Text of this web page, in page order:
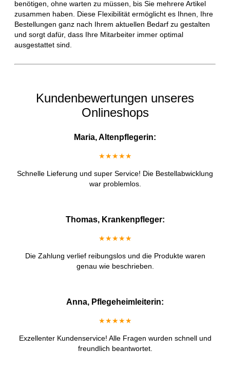
benötigen, ohne warten zu müssen, bis Sie mehrere Artikel
zusammen haben. Diese Flexibilität ermöglicht es Ihnen, Ihre
Bestellungen ganz nach Ihrem aktuellen Bedarf zu gestalten
und sorgt dafür, dass Ihre Mitarbeiter immer optimal
ausgestattet sind.
Kundenbewertungen unseres
Onlineshops
Maria, Altenpflegerin:
★★★★★
Schnelle Lieferung und super Service! Die Bestellabwicklung
war problemlos.
Thomas, Krankenpfleger:
★★★★★
Die Zahlung verlief reibungslos und die Produkte waren
genau wie beschrieben.
Anna, Pflegeheimleiterin:
★★★★★
Exzellenter Kundenservice! Alle Fragen wurden schnell und
freundlich beantwortet.